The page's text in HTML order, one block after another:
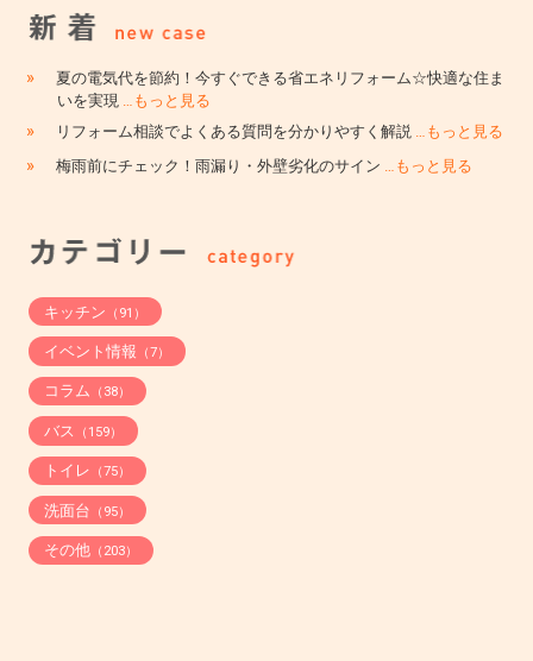
»
夏の電気代を節約！今すぐできる省エネリフォーム☆快適な住ま
いを実現
…もっと見る
» リフォーム相談でよくある質問を分かりやすく解説 …もっと見る
» 梅雨前にチェック！雨漏り・外壁劣化のサイン …もっと見る
キッチン （91）
イベント情報 （7）
コラム （38）
バス （159）
トイレ （75）
洗面台 （95）
その他（203）